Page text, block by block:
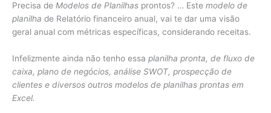
Precisa de Modelos de Planilhas prontos? … Este modelo de
planilha de Relatório financeiro anual, vai te dar uma visão
geral anual com métricas específicas, considerando receitas.
Infelizmente ainda não tenho essa planilha pronta, de fluxo de
caixa, plano de negócios, análise SWOT, prospecção de
clientes e diversos outros modelos de planilhas prontas em
Excel.